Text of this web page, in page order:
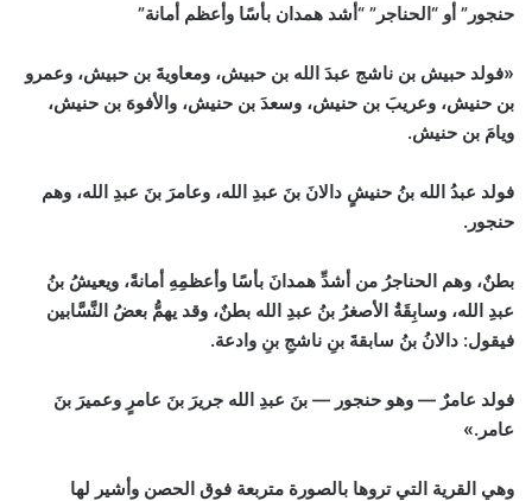
حنجور” أو “الحناجر” “أشد همدان بأسًا وأعظم أمانة”
«فولد حبيش بن ناشج عبدَ الله بن حبيش، ومعاويةَ بن حبيش، وعمرو
بن حنيش، وعريبَ بن حنيش، وسعدَ بن حنيش، والأفوهَ بن حنيش،
ويامَ بن حنيش.
فولد عبدُ الله بنُ حنيشٍ دالانَ بنَ عبدِ الله، وعامرَ بنَ عبدِ الله، وهم
حنجور.
بطنٌ، وهم الحناجرُ من أشدِّ همدانَ بأسًا وأعظمِهِ أمانةً، ويعيشُ بنُ
عبدِ الله، وسابِقَةُ الأصغرُ بنُ عبدِ الله بطنٌ، وقد يهمُّ بعضُ النَّسَّابين
فيقول: دالانُ بنُ سابقةَ بنِ ناشجِ بنِ وادعة.
فولد عامرٌ — وهو حنجور — بنَ عبدِ الله جريرَ بنَ عامرٍ وعميرَ بنَ
عامر.»
وهي القرية التي تروها بالصورة متربعة فوق الحصن وأشير لها